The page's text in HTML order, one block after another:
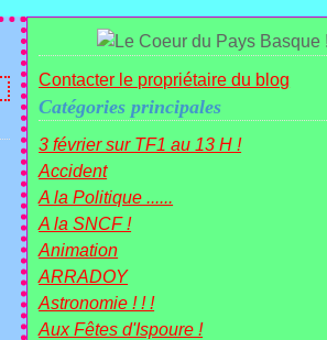
Contacter le propriétaire du blog
Catégories principales
3 février sur TF1 au 13 H !
Accident
A la Politique ......
A la SNCF !
Animation
ARRADOY
Astronomie ! ! !
Aux Fêtes d'Ispoure !